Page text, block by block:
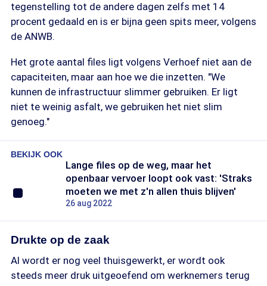
tegenstelling tot de andere dagen zelfs met 14
procent gedaald en is er bijna geen spits meer, volgens
de ANWB.
Het grote aantal files ligt volgens Verhoef niet aan de
capaciteiten, maar aan hoe we die inzetten. "We
kunnen de infrastructuur slimmer gebruiken. Er ligt
niet te weinig asfalt, we gebruiken het niet slim
genoeg."
BEKIJK OOK
Lange files op de weg, maar het
openbaar vervoer loopt ook vast: 'Straks
moeten we met z'n allen thuis blijven'
26 aug 2022
Drukte op de zaak
Al wordt er nog veel thuisgewerkt, er wordt ook
steeds meer druk uitgeoefend om werknemers terug